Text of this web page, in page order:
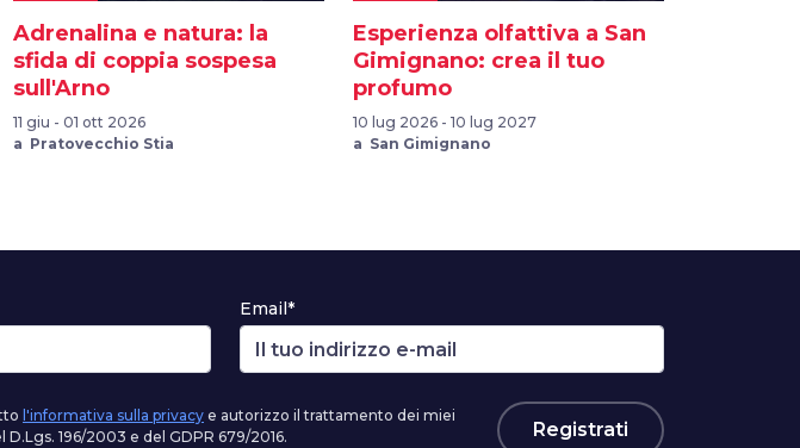
Adrenalina e natura: la
sfida di coppia sospesa
sull'Arno
11 giu - 01 ott 2026
a Pratovecchio Stia
Esperienza olfattiva a San
Gimignano: crea il tuo
profumo
10 lug 2026 - 10 lug 2027
a San Gimignano
Email*
l'informativa sulla privacy e autorizzo il trattamento dei miei
D.Lgs. 196/2003 e del GDPR 679/2016.
Registrati